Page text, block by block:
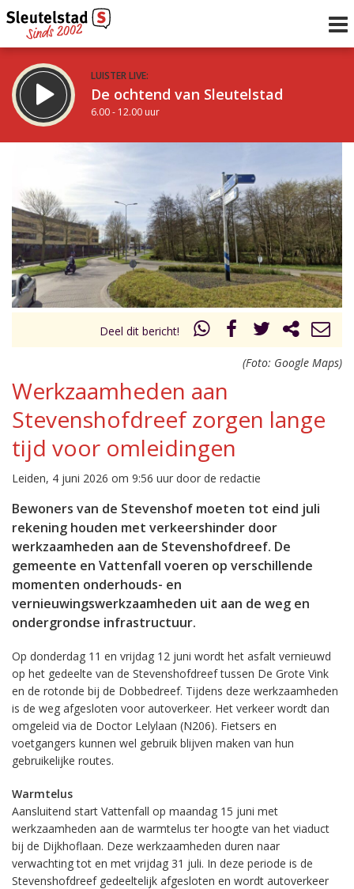
LUISTER LIVE:
De ochtend van Sleutelstad
6.00 - 12.00 uur
Vorig uur
uur 1 van 0 Volgend uur
Inklappen
Deel dit bericht!
(Foto: Google Maps)
Werkzaamheden aan
Stevenshofdreef zorgen lange
tijd voor omleidingen
Leiden, 4 juni 2026 om 9:56 uur door de redactie
Bewoners van de Stevenshof moeten tot eind juli
rekening houden met verkeershinder door
werkzaamheden aan de Stevenshofdreef. De
gemeente en Vattenfall voeren op verschillende
momenten onderhouds- en
vernieuwingswerkzaamheden uit aan de weg en
ondergrondse infrastructuur.
Op donderdag 11 en vrijdag 12 juni wordt het asfalt vernieuwd
op het gedeelte van de Stevenshofdreef tussen De Grote Vink
en de rotonde bij de Dobbedreef. Tijdens deze werkzaamheden
is de weg afgesloten voor autoverkeer. Het verkeer wordt dan
omgeleid via de Doctor Lelylaan (N206). Fietsers en
voetgangers kunnen wel gebruik blijven maken van hun
gebruikelijke routes.
Warmtelus
Aansluitend start Vattenfall op maandag 15 juni met
werkzaamheden aan de warmtelus ter hoogte van het viaduct
bij de Dijkhoflaan. Deze werkzaamheden duren naar
verwachting tot en met vrijdag 31 juli. In deze periode is de
Stevenshofdreef gedeeltelijk afgesloten en wordt autoverkeer